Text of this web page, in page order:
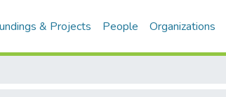
& Projects People Organizations